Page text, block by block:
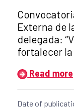
Title of the
Externa de
delegada:
fortalecer la
Read more
Date of